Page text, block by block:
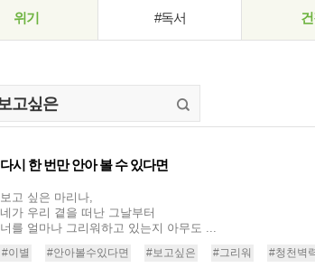
위기 #독서
다시 한 번만 안아 볼 수 있다면
보고 싶은 마리나,
네가 우리 곁을 떠난 그날부터
너를 얼마나 그리워하고 있는지 아무도 ...
#이별 #안아볼수있다면 #보고싶은 #그리워 #청천벽